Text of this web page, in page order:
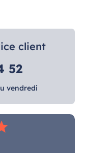
client
52
vendredi